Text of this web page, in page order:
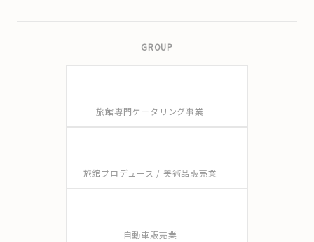
GROUP
旅館専門ケータリング事業
旅館プロデュース / 美術品販売業
自動車販売業